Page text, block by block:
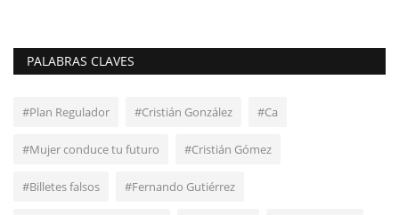
PALABRAS CLAVES
#Plan Regulador #Cristián González #Ca
#Mujer conduce tu futuro #Cristián Gómez
#Billetes falsos #Fernando Gutiérrez